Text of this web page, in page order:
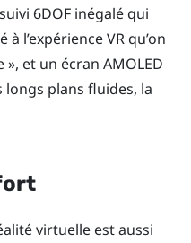
6DOF inégalé qui
l’expérience VR qu’on
», et un écran AMOLED
plans fluides, la
virtuelle est aussi